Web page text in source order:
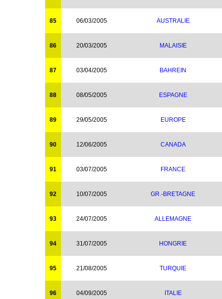
85 06/03/2005 AUSTRALIE
86 20/03/2005 MALAISIE
87 03/04/2005 BAHREIN
88 08/05/2005 ESPAGNE
89 29/05/2005 EUROPE
90 12/06/2005 CANADA
91 03/07/2005 FRANCE
92 10/07/2005 GR.-BRETAGNE
93 24/07/2005 ALLEMAGNE
94 31/07/2005 HONGRIE
95 21/08/2005 TURQUIE
96 04/09/2005 ITALIE